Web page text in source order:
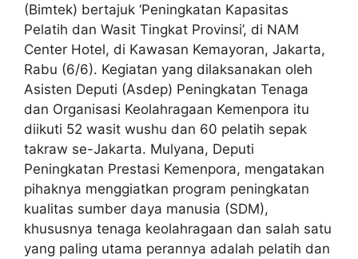
(Bimtek) bertajuk ‘Peningkatan Kapasitas
Pelatih dan Wasit Tingkat Provinsi’, di NAM
Center Hotel, di Kawasan Kemayoran, Jakarta,
Rabu (6/6). Kegiatan yang dilaksanakan oleh
Asisten Deputi (Asdep) Peningkatan Tenaga
dan Organisasi Keolahragaan Kemenpora itu
diikuti 52 wasit wushu dan 60 pelatih sepak
takraw se-Jakarta. Mulyana, Deputi
Peningkatan Prestasi Kemenpora, mengatakan
pihaknya menggiatkan program peningkatan
kualitas sumber daya manusia (SDM),
khususnya tenaga keolahragaan dan salah satu
yang paling utama perannya adalah pelatih dan